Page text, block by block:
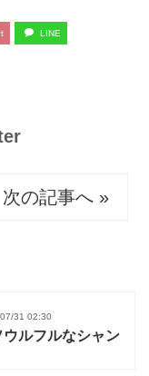
LINE
次の記事へ »
31 02:30
ルフルなシャン